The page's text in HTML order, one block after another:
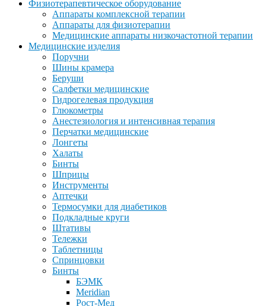
Физиотерапевтическое оборудование
Аппараты комплексной терапии
Аппараты для физиотерапии
Медицинские аппараты низкочастотной терапии
Медицинские изделия
Поручни
Шины крамера
Беруши
Салфетки медицинские
Гидрогелевая продукция
Глюкометры
Анестезиология и интенсивная терапия
Перчатки медицинские
Лонгеты
Халаты
Бинты
Шприцы
Инструменты
Аптечки
Термосумки для диабетиков
Подкладные круги
Штативы
Тележки
Таблетницы
Спринцовки
Бинты
БЭМК
Meridian
Рост-Мед